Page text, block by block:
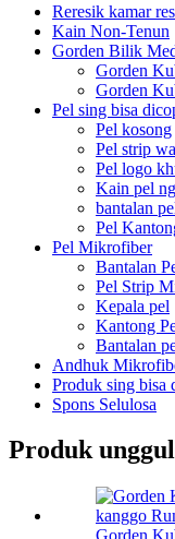
Reresik kamar
Kain Non-Tenun
Gorden Bilik
Gorden
Gorden
Pel sing bisa
Pel kosong
Pel strip
Pel logo
Kain pel
bantalan
Pel
Pel Mikrofiber
Bantalan
Pel Strip
Kepala pel
Kantong
Bantalan
Andhuk
Produk sing bisa
Spons Selulosa
Produk